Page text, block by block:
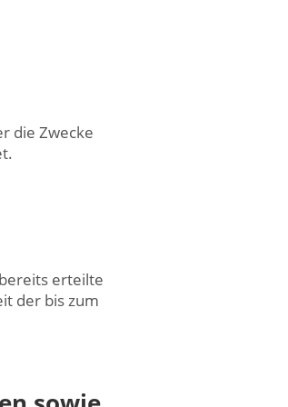
die Zwecke
erteilte
der bis zum